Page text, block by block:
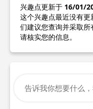
兴趣点更新于 16/01/
这个兴趣点最近没有
们建议您查询并采取所
请核实您的信息。
告诉我你想要什么